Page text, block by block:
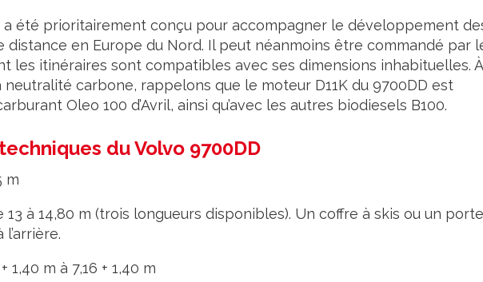
a été prioritairement conçu pour accompagner le développement
distance en Europe du Nord. Il peut néanmoins être commandé par
les itinéraires sont compatibles avec ses dimensions inhabituelles. À
carbone, rappelons que le moteur D11K du 9700DD est
Oleo 100 d’Avril, ainsi qu’avec les autres biodiesels B100.
du Volvo 9700DD
m
13 à 14,80 m (trois longueurs disponibles). Un coffre à skis ou un
1,40 m à 7,16 + 1,40 m